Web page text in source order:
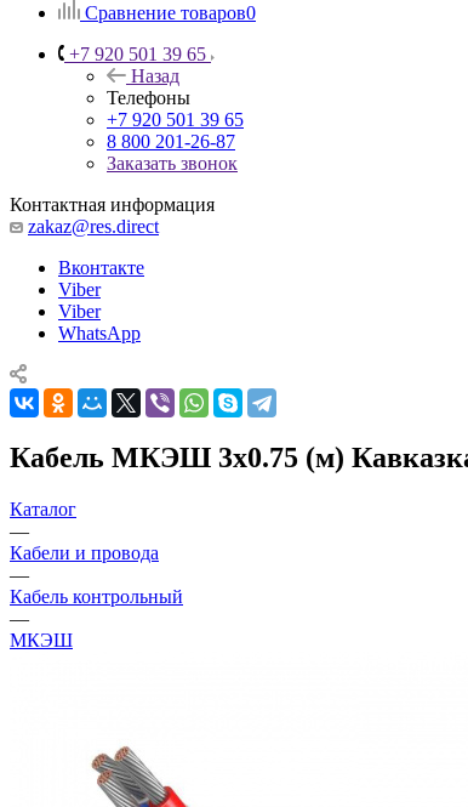
Сравнение товаров0
+7 920 501 39 65
Назад
Телефоны
+7 920 501 39 65
8 800 201-26-87
Заказать звонок
Контактная информация
zakaz@res.direct
Вконтакте
Viber
Viber
WhatsApp
Кабель МКЭШ 3х0.75 (м)
Каталог
—
Кабели и провода
—
Кабель контрольный
—
МКЭШ